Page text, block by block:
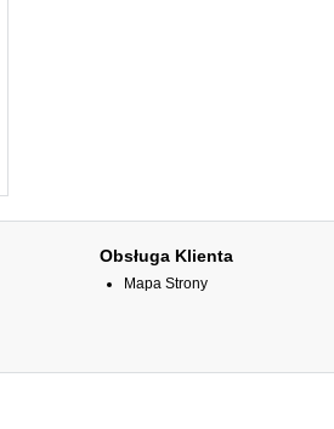
Obsługa Klienta
Mapa Strony